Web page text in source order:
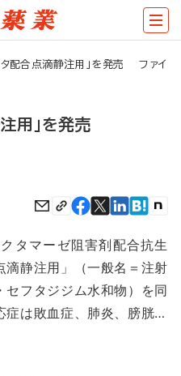
タ配合点滴静注用」を発売 ファイ
用」を発売
タマーゼ阻害剤配合抗生
静注用」（一般名＝注射
フタジジム水和物）を同
症は敗血症、肺炎、膀胱…